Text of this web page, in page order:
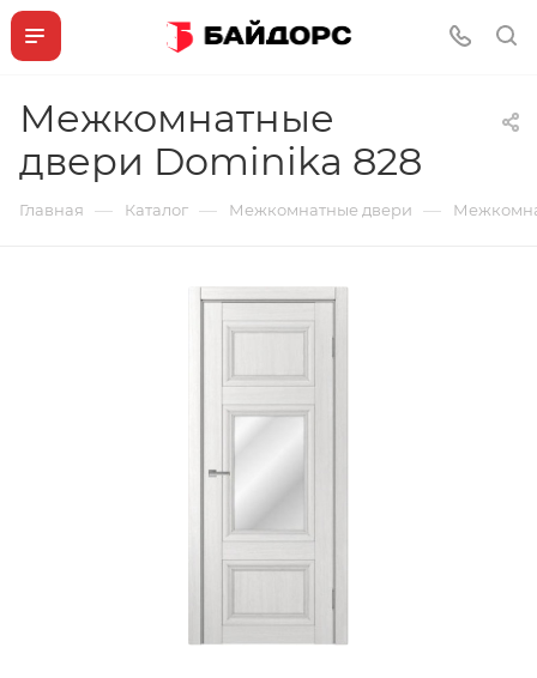
Межкомнатные
двери Dominika 828
Главная — Каталог — Межкомнатные двери —